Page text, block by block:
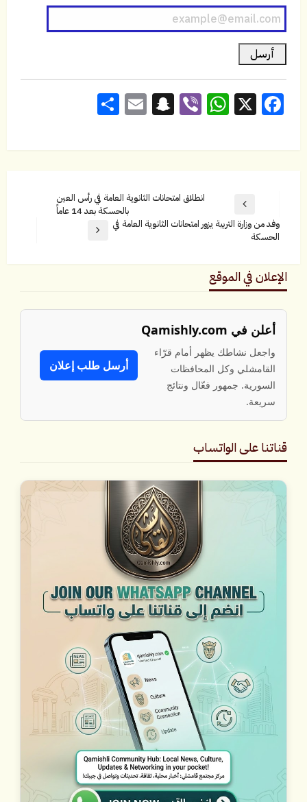
Facebook
X
WhatsApp
Viber
Snapchat
Email
انطلاق امتحانات الثانوية العامة في رأس العين
بالحسكة بعد 14 عاماً
وفد من وزارة التربية يزور امتحانات الثانوية العامة في
الحسكة
الإعلان في الموقع
أعلن في Qamishly.com
واجعل نشاطك يظهر أمام قرّاء
القامشلي وكل المحافظات
السورية. جمهور فعّال ونتائج
سريعة.
أرسل طلب إعلان
قناتنا على الواتساب